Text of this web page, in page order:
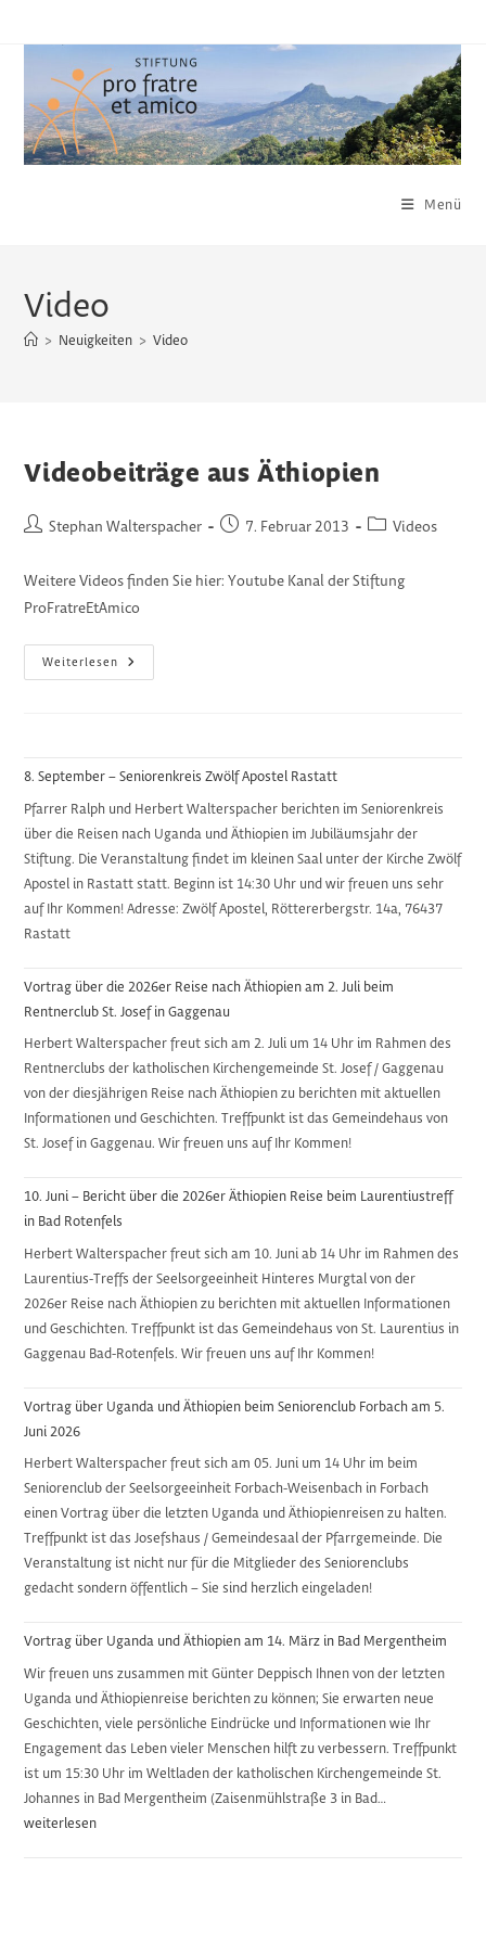
Menü
Video
> Neuigkeiten > Video
Videobeiträge aus Äthiopien
Beitrags-
Stephan Walterspacher
Beitrag7. Februar 2013
Beitrags-
Videos
Weitere Videos finden Sie hier: Youtube Kanal der Stiftung
ProFratreEtAmico
Weiterlesen
Videobeiträge
Aus
8. September – Seniorenkreis Zwölf Apostel Rastatt
Pfarrer Ralph und Herbert Walterspacher berichten im Seniorenkreis
über die Reisen nach Uganda und Äthiopien im Jubiläumsjahr der
Stiftung. Die Veranstaltung findet im kleinen Saal unter der Kirche Zwölf
Apostel in Rastatt statt. Beginn ist 14:30 Uhr und wir freuen uns sehr
auf Ihr Kommen! Adresse: Zwölf Apostel, Röttererbergstr. 14a, 76437
Rastatt
Vortrag über die 2026er Reise nach Äthiopien am 2. Juli beim
Rentnerclub St. Josef in Gaggenau
Herbert Walterspacher freut sich am 2. Juli um 14 Uhr im Rahmen des
Rentnerclubs der katholischen Kirchengemeinde St. Josef / Gaggenau
von der diesjährigen Reise nach Äthiopien zu berichten mit aktuellen
Informationen und Geschichten. Treffpunkt ist das Gemeindehaus von
St. Josef in Gaggenau. Wir freuen uns auf Ihr Kommen!
10. Juni – Bericht über die 2026er Äthiopien Reise beim Laurentiustreff
in Bad Rotenfels
Herbert Walterspacher freut sich am 10. Juni ab 14 Uhr im Rahmen des
Laurentius-Treffs der Seelsorgeeinheit Hinteres Murgtal von der
2026er Reise nach Äthiopien zu berichten mit aktuellen Informationen
und Geschichten. Treffpunkt ist das Gemeindehaus von St. Laurentius in
Gaggenau Bad-Rotenfels. Wir freuen uns auf Ihr Kommen!
Vortrag über Uganda und Äthiopien beim Seniorenclub Forbach am 5.
Juni 2026
Herbert Walterspacher freut sich am 05. Juni um 14 Uhr im beim
Seniorenclub der Seelsorgeeinheit Forbach-Weisenbach in Forbach
einen Vortrag über die letzten Uganda und Äthiopienreisen zu halten.
Treffpunkt ist das Josefshaus / Gemeindesaal der Pfarrgemeinde. Die
Veranstaltung ist nicht nur für die Mitglieder des Seniorenclubs
gedacht sondern öffentlich – Sie sind herzlich eingeladen!
Vortrag über Uganda und Äthiopien am 14. März in Bad Mergentheim
Wir freuen uns zusammen mit Günter Deppisch Ihnen von der letzten
Uganda und Äthiopienreise berichten zu können; Sie erwarten neue
Geschichten, viele persönliche Eindrücke und Informationen wie Ihr
Engagement das Leben vieler Menschen hilft zu verbessern. Treffpunkt
ist um 15:30 Uhr im Weltladen der katholischen Kirchengemeinde St.
Johannes in Bad Mergentheim (Zaisenmühlstraße 3 in Bad…
weiterlesen